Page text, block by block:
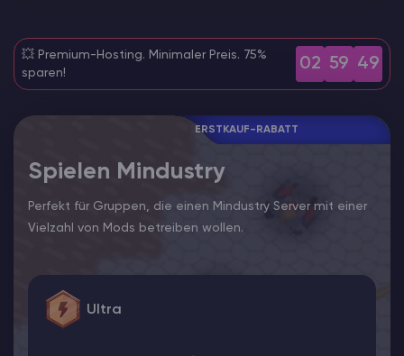
💥 Premium-Hosting. Minimaler Preis. 75%
sparen!
02 59 48
ERSTKAUF-RABATT
Spielen Mindustry
Perfekt für Gruppen, die einen Mindustry Server mit einer
Vielzahl von Mods betreiben wollen.
Ultra